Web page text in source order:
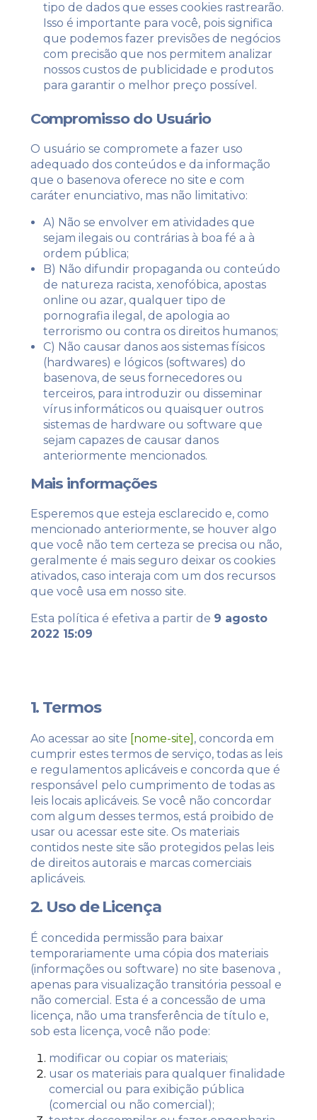
tipo de dados que esses cookies rastrearão.
Isso é importante para você, pois significa
que podemos fazer previsões de negócios
com precisão que nos permitem analizar
nossos custos de publicidade e produtos
para garantir o melhor preço possível.
Compromisso do Usuário
O usuário se compromete a fazer uso
adequado dos conteúdos e da informação
que o basenova oferece no site e com
caráter enunciativo, mas não limitativo:
A) Não se envolver em atividades que
sejam ilegais ou contrárias à boa fé a à
ordem pública;
B) Não difundir propaganda ou conteúdo
de natureza racista, xenofóbica, apostas
online ou azar, qualquer tipo de
pornografia ilegal, de apologia ao
terrorismo ou contra os direitos humanos;
C) Não causar danos aos sistemas físicos
(hardwares) e lógicos (softwares) do
basenova, de seus fornecedores ou
terceiros, para introduzir ou disseminar
vírus informáticos ou quaisquer outros
sistemas de hardware ou software que
sejam capazes de causar danos
anteriormente mencionados.
Mais informações
Esperemos que esteja esclarecido e, como
mencionado anteriormente, se houver algo
que você não tem certeza se precisa ou não,
geralmente é mais seguro deixar os cookies
ativados, caso interaja com um dos recursos
que você usa em nosso site.
Esta política é efetiva a partir de 9 agosto
2022 15:09
1. Termos
Ao acessar ao site [nome-site] , concorda em
cumprir estes termos de serviço, todas as leis
e regulamentos aplicáveis ​​e concorda que é
responsável pelo cumprimento de todas as
leis locais aplicáveis. Se você não concordar
com algum desses termos, está proibido de
usar ou acessar este site. Os materiais
contidos neste site são protegidos pelas leis
de direitos autorais e marcas comerciais
aplicáveis.
2. Uso de Licença
É concedida permissão para baixar
temporariamente uma cópia dos materiais
(informações ou software) no site basenova ,
apenas para visualização transitória pessoal e
não comercial. Esta é a concessão de uma
licença, não uma transferência de título e,
sob esta licença, você não pode:
modificar ou copiar os materiais;
usar os materiais para qualquer finalidade
comercial ou para exibição pública
(comercial ou não comercial);